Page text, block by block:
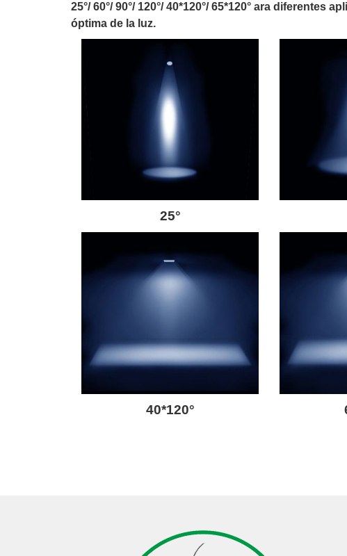
25°/ 60°/ 90°/ 120°/ 40*120°/ 65*120° ara
óptima de la luz.
25°
40*120°